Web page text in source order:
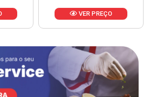
VER PREÇO